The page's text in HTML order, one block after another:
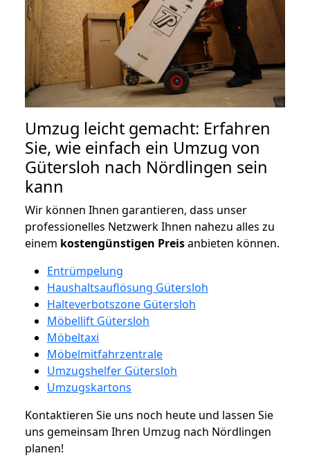
Umzug leicht gemacht: Erfahren
Sie, wie einfach ein Umzug von
Gütersloh nach Nördlingen sein
kann
Wir können Ihnen garantieren, dass unser
professionelles Netzwerk Ihnen nahezu alles zu
einem kostengünstigen Preisanbieten können.
Entrümpelung
Haushaltsauflösung Gütersloh
Halteverbotszone Gütersloh
Möbellift Gütersloh
Möbeltaxi
Möbelmitfahrzentrale
Umzugshelfer Gütersloh
Umzugskartons
Kontaktieren Sie uns noch heute und lassen Sie
uns gemeinsam Ihren Umzug nach Nördlingen
planen!